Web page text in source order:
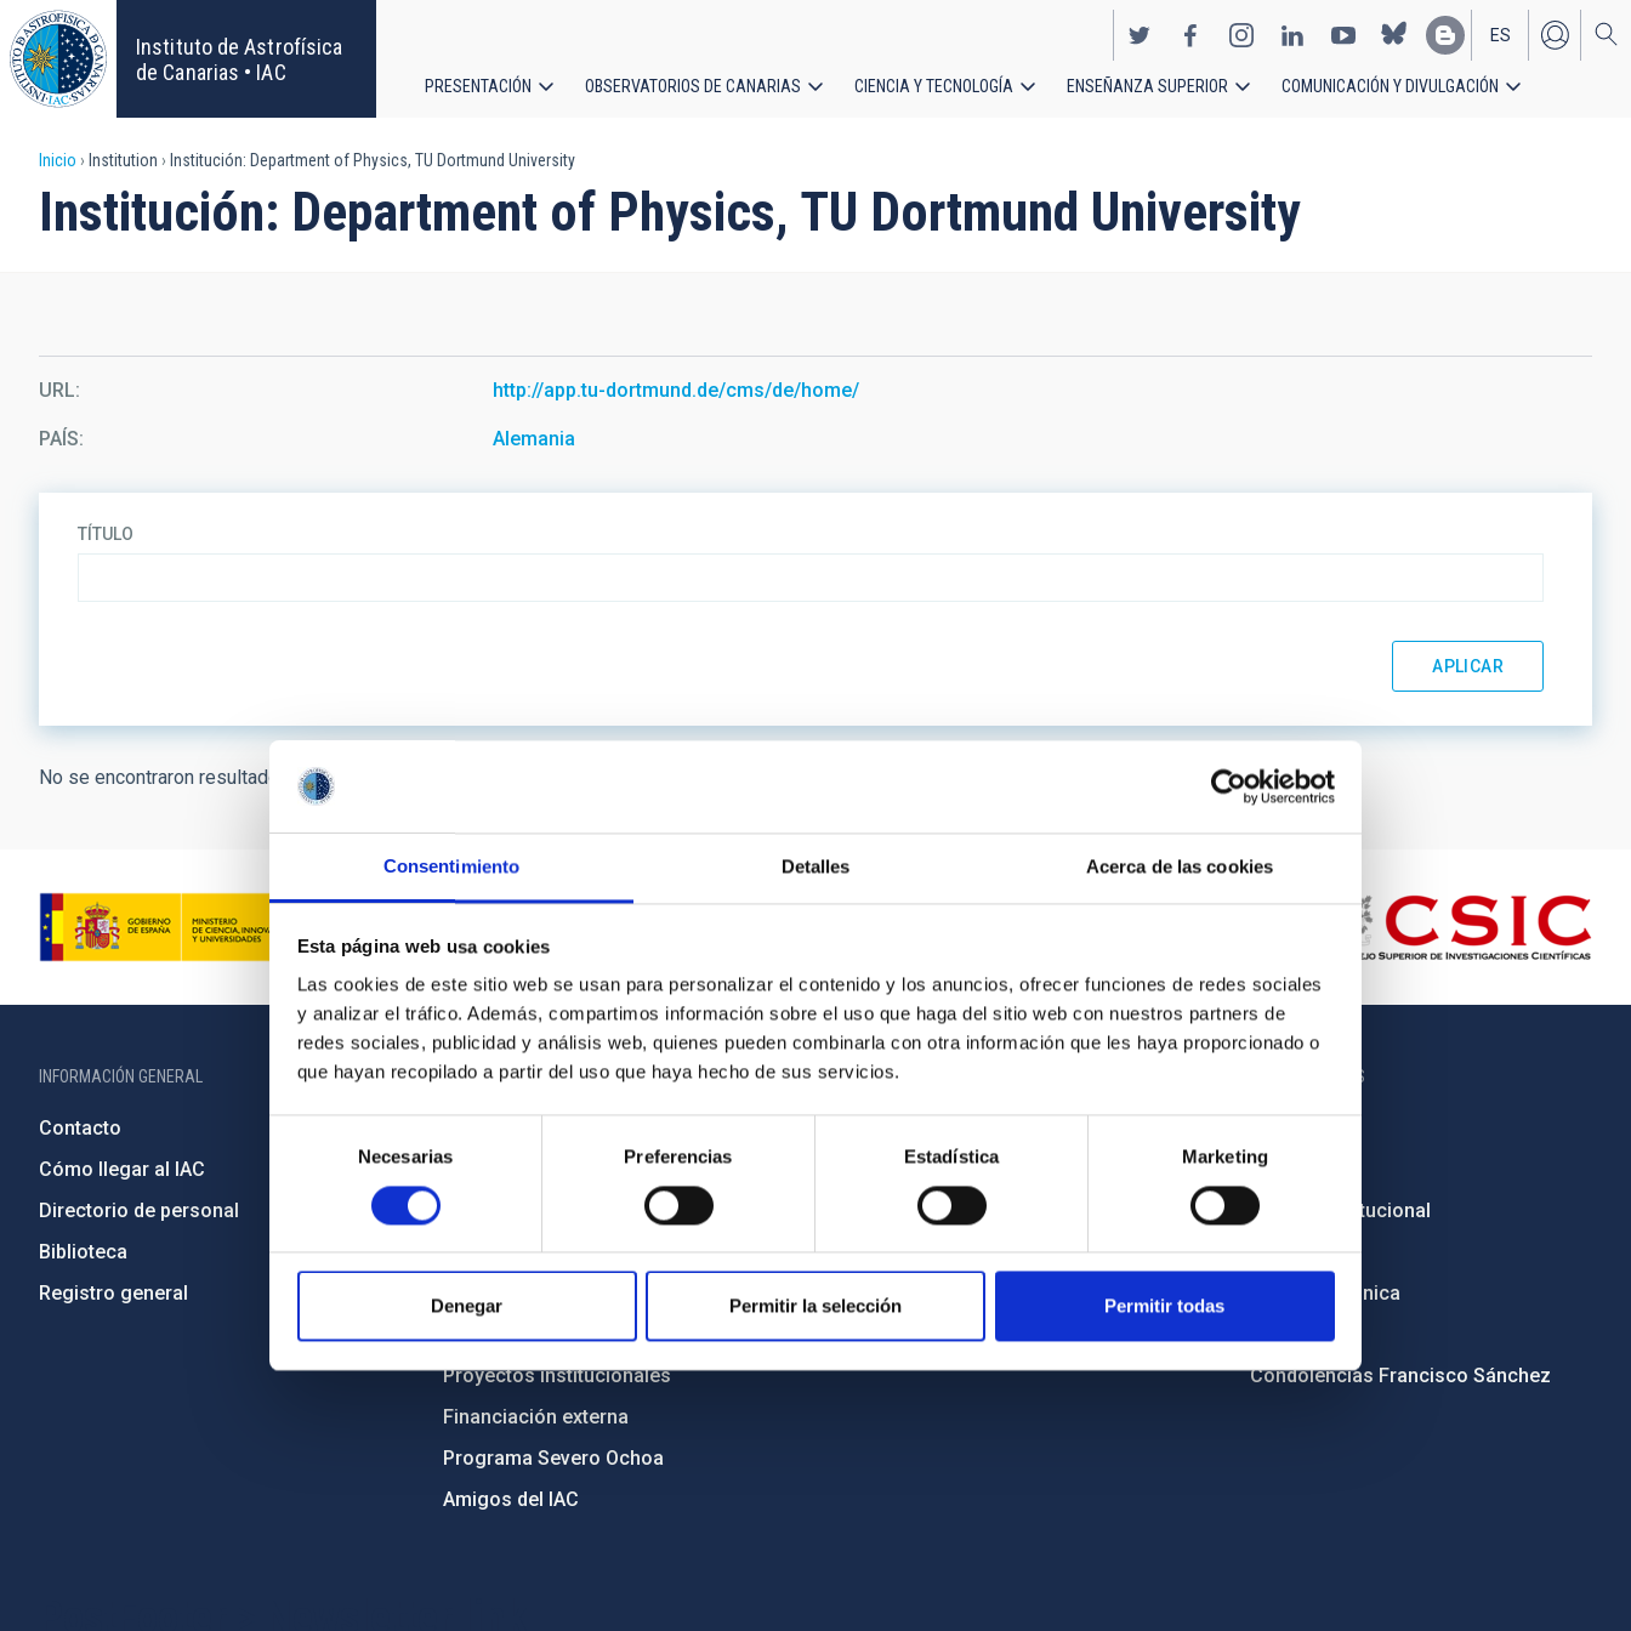
Consentimiento Detalles Acerca de las cookies
Esta página web usa cookies
Las cookies de este sitio web se usan para personalizar el contenido y los anuncios, ofrecer funciones de redes sociales
y analizar el tráfico. Además, compartimos información sobre el uso que haga del sitio web con nuestros partners de
redes sociales, publicidad y análisis web, quienes pueden combinarla con otra información que les haya proporcionado o
que hayan recopilado a partir del uso que haya hecho de sus servicios.
consentimiento
Necesarias Preferencias Estadística Marketing
Denegar Permitir la selección Permitir todas
Pasar
al
contenido
principal
Instituto de Astrofísica
de Canarias • IAC
EN
ES
principal
PRESENTACIÓN OBSERVATORIOS DE CANARIAS CIENCIA Y TECNOLOGÍA ENSEÑANZA SUPERIOR COMUNICACIÓN Y DIVULGACIÓN
Sobrescribir
enlaces
a
la
navegación
Inicio Institution Institución: Department of Physics, TU Dortmund University
Institución: Department of Physics, TU Dortmund University
URL http://app.tu-dortmund.de/cms/de/home/
PAÍS Alemania
TÍTULO
No se encontraron resultados.
INFORMACIÓN GENERAL
Contacto
Cómo llegar al IAC
Directorio de personal
Biblioteca
Registro general
INFORMACIÓN INSTITUCIONAL
Transparencia
Código ético y política antifraude
Igualdad y diversidad de género
Medio Ambiente y Sostenibilidad
Proyectos institucionales
Financiación externa
Programa Severo Ochoa
Amigos del IAC
PORTAL DEL IAC
Políticas de privacidad
Aviso legal
Política de cookies
Accesibilidad
OTROS ENLACES
Licitaciones
Imagen institucional
RSS
Sede electrónica
Canal ético
Condolencias Francisco Sánchez